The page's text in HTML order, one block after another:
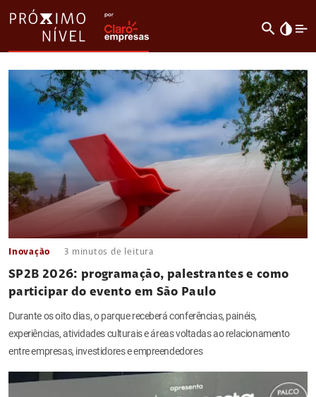
search invert_colors
Inovação 3 minutos de leitura
SP2B 2026: programação, palestrantes e como
participar do evento em São Paulo
Durante os oito dias, o parque receberá conferências, painéis,
experiências, atividades culturais e áreas voltadas ao relacionamento
entre empresas, investidores e empreendedores